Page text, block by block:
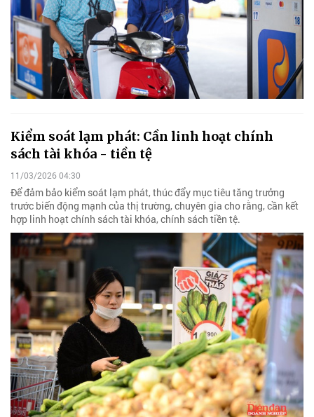
Kiểm soát lạm phát: Cần linh hoạt chính
sách tài khóa - tiền tệ
11/03/2026 04:30
Để đảm bảo kiểm soát lạm phát, thúc đẩy mục tiêu tăng trưởng
trước biến động mạnh của thị trường, chuyên gia cho rằng, cần kết
hợp linh hoạt chính sách tài khóa, chính sách tiền tệ.